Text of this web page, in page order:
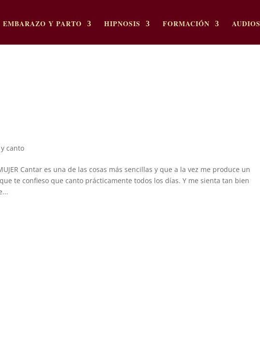
EMBARAZO Y PARTO HIPNOSIS FORMACIÓN AUDIOS
canto
MUJER Cantar es una de las cosas más sencillas y que a la vez me produce un
te confieso que canto prácticamente todos los días. Y me sienta tan bien